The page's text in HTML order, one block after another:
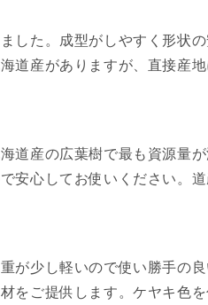
した。成型がしやすく形状
産がありますが、直接産
道産の広葉樹で最も資源量
心してお使いください。
が少し軽いので使い勝手の
をご提供します。ケヤキ色